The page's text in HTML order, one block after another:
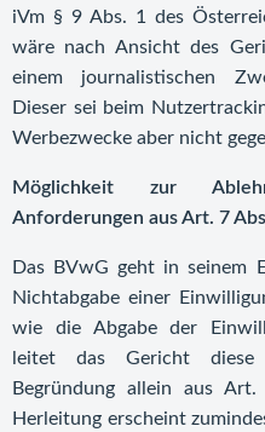
iVm § 9 Abs. 1 des
wäre nach Ansicht des
einem journalistischen
Dieser sei beim
Werbezwecke aber nicht
Möglichkeit zur
Anforderungen aus Art. 7
Das BVwG geht in seinem
Nichtabgabe einer
wie die Abgabe der
leitet das Gericht diese
Begründung allein aus
Herleitung erscheint